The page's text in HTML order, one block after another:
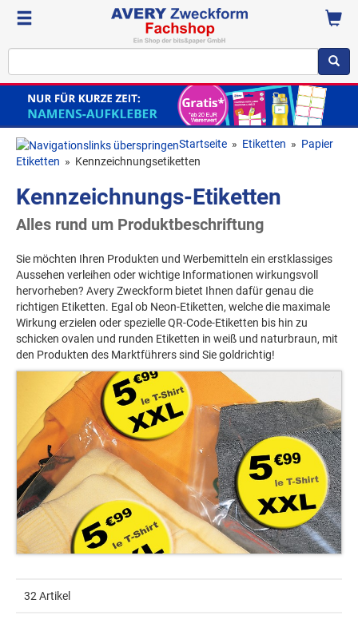
Startseite » Etiketten » Papier
Etiketten » Kennzeichnungsetiketten
Kennzeichnungs-Etiketten
Alles rund um Produktbeschriftung
Sie möchten Ihren Produkten und Werbemitteln ein erstklassiges
Aussehen verleihen oder wichtige Informationen wirkungsvoll
hervorheben? Avery Zweckform bietet Ihnen dafür genau die
richtigen Etiketten. Egal ob Neon-Etiketten, welche die maximale
Wirkung erzielen oder spezielle QR-Code-Etiketten bis hin zu
schicken ovalen und runden Etiketten in weiß und naturbraun, mit
den Produkten des Marktführers sind Sie goldrichtig!
32 Artikel